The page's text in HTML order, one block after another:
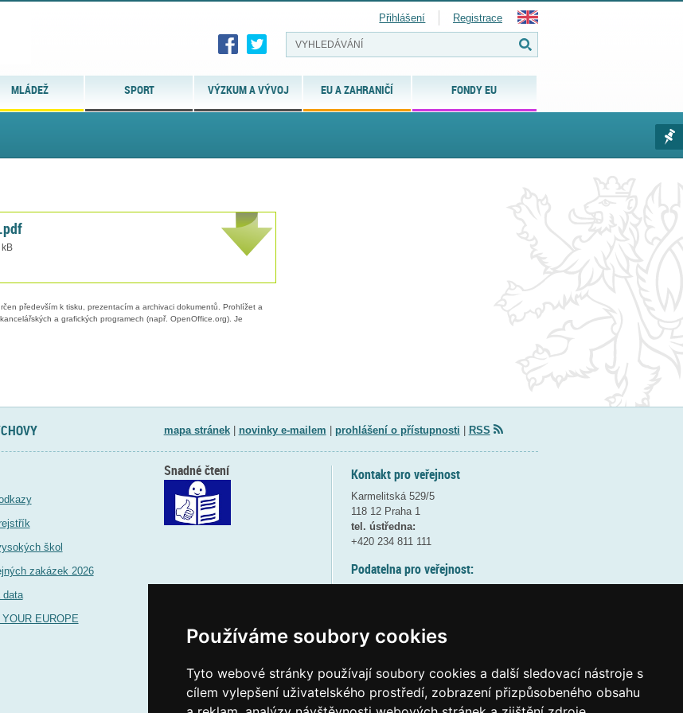
Používáme soubory cookies
Tyto webové stránky používají soubory cookies a další sledovací nástroje s
cílem vylepšení uživatelského prostředí, zobrazení přizpůsobeného obsahu
MLÁDEŽ SPORT VÝZKUM A VÝVOJ EU A ZAHRANIČÍ FONDY EU
Přihlášení Registrace
kB
především k tisku, prezentacím a archivaci dokumentů. Prohlížet a
a grafických programech (např. OpenOffice.org). Je
mapa stránek| novinky e-mailem prohlášení o přístupnosti RSS
škol
zakázek 2026
data
YOUR EUROPE
Kontakt pro veřejnost
Karmelitská 529/5
118 12 Praha 1
tel. ústředna:
+420 234 811 111
Podatelna pro veřejnost:
(více informací
Elektronická podatelna:
Snadné čtení